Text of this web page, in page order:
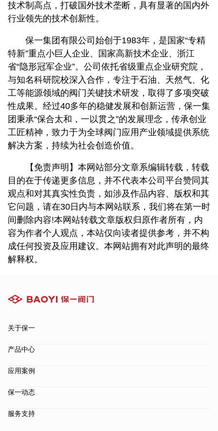
技术制高点，打破国外技术垄断，具有显著的国内外
行业领先的技术创新性。
保一集团有限公司始创于1983年，是国家“专精
特新”重点小巨人企业、国家高新技术企业、浙江
省“隐形冠军企业”。公司依托省级重点企业研究院，
与知名科研院校深入合作，专注于石油、天然气、化
工等能源领域的阀门关键技术研发，取得了多项突破
性成果。经过40多年的稳健发展和创新运营，保一集
团秉承“保合太和，一以贯之”的发展理念，传承创业
工匠精神，致力于为全球阀门应用产业领域提供系统
解决方案，持续为社会创造价值。
【免责声明】本网站部分文章系编辑转载，转载
目的在于传递更多信息，并不代表本公司平台赞同其
观点和对其真实性负责，如涉及作品内容、版权和其
它问题，请在30日内与本网站联系，我们将在第一时
间删除内容!本网站转载文章版权归原作者所有，内
容为作者个人观点，本站仅向读者提供参考，并不构
成任何投资及应用建议。本网站拥有对此声明的最终
解释权。
关于保一
产品中心
应用案例
保一动态
服务支持